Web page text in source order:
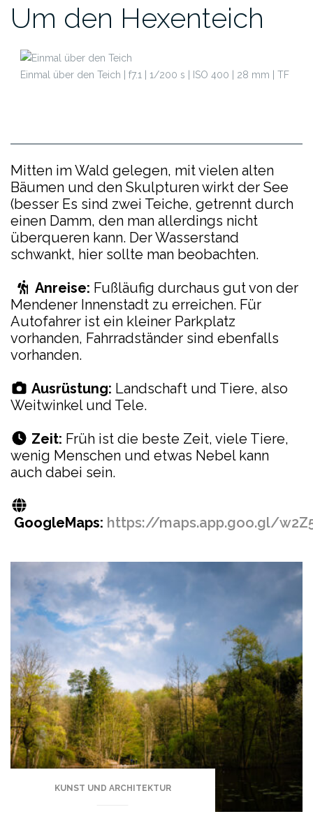
Um den Hexenteich
Einmal über den Teich | f7.1 | 1/200 s | ISO 400 | 28 mm | TF
Mitten im Wald gelegen, mit vielen alten
Bäumen und den Skulpturen wirkt der See
(besser Es sind zwei Teiche, getrennt durch
einen Damm, den man allerdings nicht
überqueren kann. Der Wasserstand
schwankt, hier sollte man beobachten.
Anreise: Fußläufig durchaus gut von der
Mendener Innenstadt zu erreichen. Für
Autofahrer ist ein kleiner Parkplatz
vorhanden, Fahrradständer sind ebenfalls
vorhanden.
Ausrüstung: Landschaft und Tiere, also
Weitwinkel und Tele.
Zeit: Früh ist die beste Zeit, viele Tiere,
wenig Menschen und etwas Nebel kann
auch dabei sein.
GoogleMaps: https://maps.app.goo.gl/
KUNST UND ARCHITEKTUR